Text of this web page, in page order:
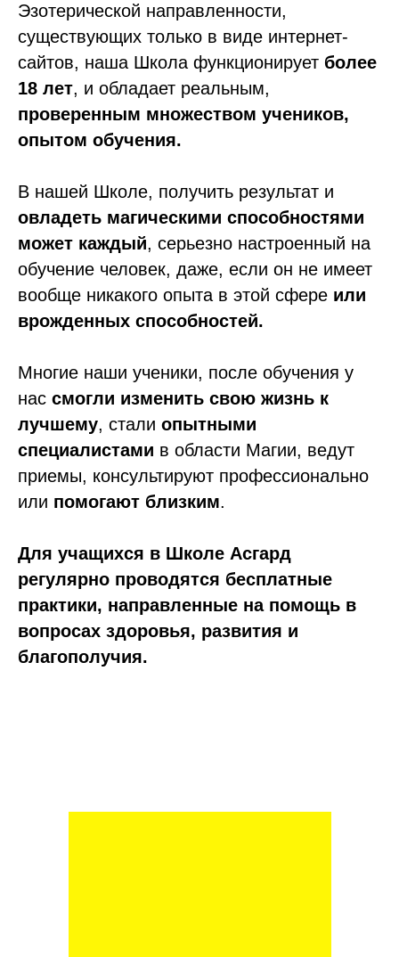
Эзотерической направленности,
существующих только в виде интернет-
сайтов, наша Школа функционирует более
18 лет, и обладает реальным,
проверенным множеством учеников,
опытом обучения.
В нашей Школе, получить результат и
овладеть магическими способностями
может каждый, серьезно настроенный на
обучение человек, даже, если он не имеет
вообще никакого опыта в этой сфере или
врожденных способностей.
Многие наши ученики, после обучения у
нас смогли изменить свою жизнь к
лучшему, стали опытными
специалистами в области Магии, ведут
приемы, консультируют профессионально
или помогают близким.
Для учащихся в Школе Асгард
регулярно проводятся бесплатные
практики, направленные на помощь в
вопросах здоровья, развития и
благополучия.